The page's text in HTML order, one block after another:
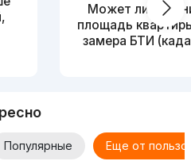
Может ли
площадь
замера БТИ
Популярные Еще от